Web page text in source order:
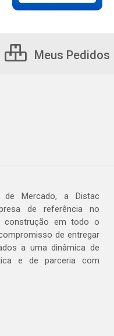
Meus Pedidos
Mercado, a Distac
de referência no
construção em todo o
de entregar
a uma dinâmica de
e de parceria com